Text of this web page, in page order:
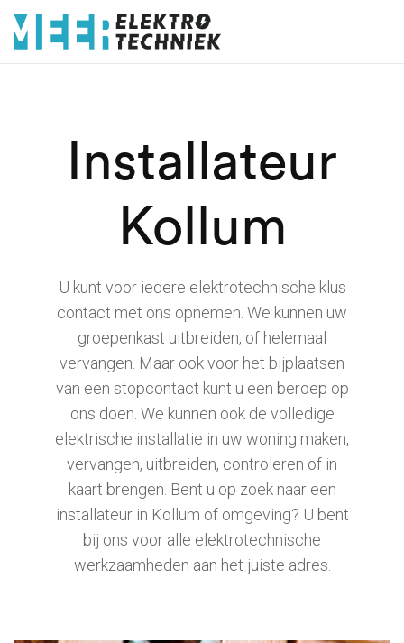
Installateur
Kollum
U kunt voor iedere elektrotechnische klus
contact met ons opnemen. We kunnen uw
groepenkast uitbreiden, of helemaal
vervangen. Maar ook voor het bijplaatsen
van een stopcontact kunt u een beroep op
ons doen. We kunnen ook de volledige
elektrische installatie in uw woning maken,
vervangen, uitbreiden, controleren of in
kaart brengen. Bent u op zoek naar een
installateur in Kollum of omgeving? U bent
bij ons voor alle elektrotechnische
werkzaamheden aan het juiste adres.